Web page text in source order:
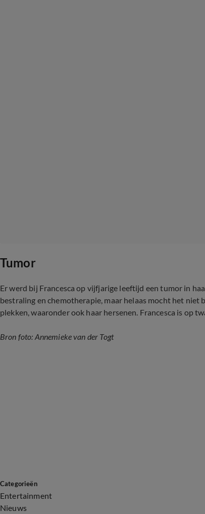
Tumor
Er werd bij Francesca op vijfjarige leeftijd een tumor in
bestraling en chemotherapie, maar helaas mocht het
plekken, waaronder ook haar hersenen. Francesca is op
Bron foto: Annemieke van der Togt
Categorieën
Entertainment
Nieuws